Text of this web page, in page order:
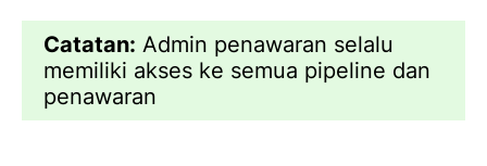
Catatan: Admin penawaran selalu
memiliki akses ke semua pipeline dan
penawaran